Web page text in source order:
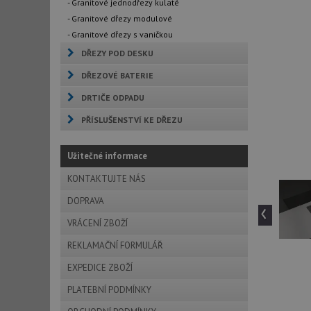
- Granitové jednodřezy kulaté
- Granitové dřezy modulové
- Granitové dřezy s vaničkou
DŘEZY POD DESKU
DŘEZOVÉ BATERIE
DRTIČE ODPADU
PŘÍSLUŠENSTVÍ KE DŘEZU
Užitečné informace
KONTAKTUJTE NÁS
DOPRAVA
VRÁCENÍ ZBOŽÍ
REKLAMAČNÍ FORMULÁŘ
EXPEDICE ZBOŽÍ
PLATEBNÍ PODMÍNKY
‹